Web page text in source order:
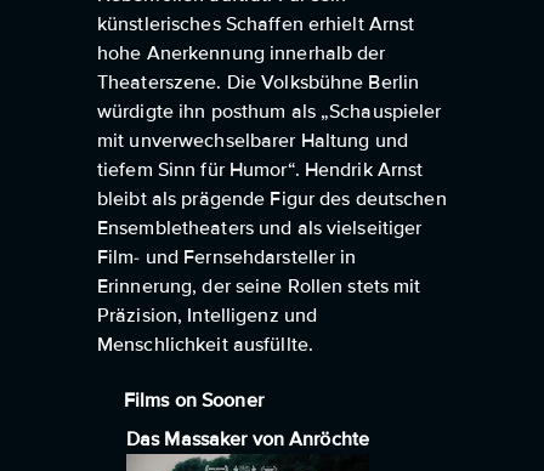
künstlerisches Schaffen erhielt Arnst
hohe Anerkennung innerhalb der
Theaterszene. Die Volksbühne Berlin
würdigte ihn posthum als „Schauspieler
mit unverwechselbarer Haltung und
tiefem Sinn für Humor“. Hendrik Arnst
bleibt als prägende Figur des deutschen
Ensembletheaters und als vielseitiger
Film- und Fernsehdarsteller in
Erinnerung, der seine Rollen stets mit
Präzision, Intelligenz und
Menschlichkeit ausfüllte.
Films on Sooner
Das Massaker von Anröchte